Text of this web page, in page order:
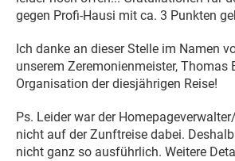
gegen Profi-Hausi mit ca. 3 Punkten
Ich danke an dieser Stelle im Namen
unserem Zeremonienmeister, Thomas
Organisation der diesjährigen Reise!
Ps. Leider war der
nicht auf der Zunftreise dabei.
nicht ganz so ausführlich. Weitere